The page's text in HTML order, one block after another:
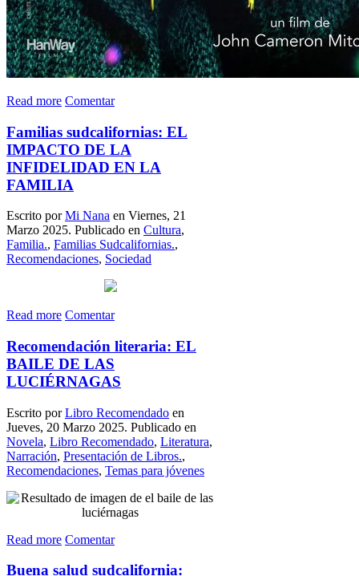
Read more Comentar
Familias sudcalifornias: EL
IMPACTO DE LA
INFIDELIDAD EN LA
FAMILIA
Escrito porMi Nana en Viernes, 21
Marzo 2025. Publicado en Cultura,
Familia., Familias Sudcalifornias.,
Recomendaciones, Sociedad
Read more Comentar
Recomendación literaria: EL
BAILE DE LAS
LUCIÉRNAGAS
Escrito porLibro Recomendado en
Jueves, 20 Marzo 2025. Publicado en
Novela, Libro Recomendado, Literatura,
Narración, Presentación de Libros.,
Recomendaciones, Temas para jóvenes
Read more Comentar
Buena salud sudcalifornia: